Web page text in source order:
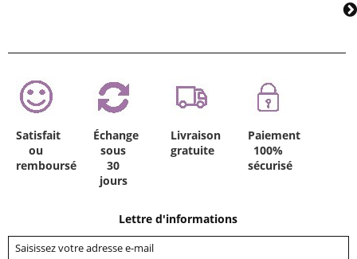
Satisfait
ou
remboursé
Échange
sous
30
jours
Livraison
gratuite
Paiement
100%
sécurisé
Lettre d'informations